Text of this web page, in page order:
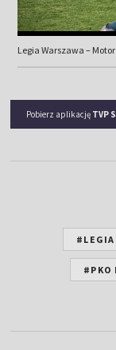
Legia Warszawa –
Pobierz aplikację TVP
#LEGIA
#PKO